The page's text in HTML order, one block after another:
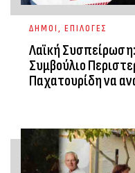
ΔΗΜΟΙ, ΕΠΙΛΟΓΕΣ
Λαϊκή
Συμβούλιο
Παχατουρίδη να